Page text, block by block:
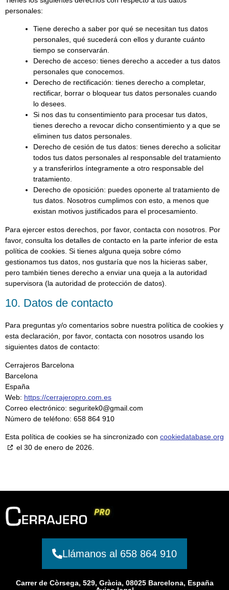
personales:
Tiene derecho a saber por qué se necesitan tus datos
personales, qué sucederá con ellos y durante cuánto
tiempo se conservarán.
Derecho de acceso: tienes derecho a acceder a tus datos
personales que conocemos.
Derecho de rectificación: tienes derecho a completar,
rectificar, borrar o bloquear tus datos personales cuando
lo desees.
Si nos das tu consentimiento para procesar tus datos,
tienes derecho a revocar dicho consentimiento y a que se
eliminen tus datos personales.
Derecho de cesión de tus datos: tienes derecho a solicitar
todos tus datos personales al responsable del tratamiento
y a transferirlos íntegramente a otro responsable del
tratamiento.
Derecho de oposición: puedes oponerte al tratamiento de
tus datos. Nosotros cumplimos con esto, a menos que
existan motivos justificados para el procesamiento.
Para ejercer estos derechos, por favor, contacta con nosotros. Por
favor, consulta los detalles de contacto en la parte inferior de esta
política de cookies. Si tienes alguna queja sobre cómo
gestionamos tus datos, nos gustaría que nos la hicieras saber,
pero también tienes derecho a enviar una queja a la autoridad
supervisora (la autoridad de protección de datos).
10. Datos de contacto
Para preguntas y/o comentarios sobre nuestra política de cookies y
esta declaración, por favor, contacta con nosotros usando los
siguientes datos de contacto:
Cerrajeros Barcelona
Barcelona
España
Web: https://cerrajeropro.com.es
Correo electrónico: seguritek0@gmail.com
Número de teléfono: 658 864 910
Esta política de cookies se ha sincronizado con cookiedatabase.org
el 30 de enero de 2026.
Llámanos al 658 864 910
Carrer de Còrsega, 529, Gràcia, 08025 Barcelona, España